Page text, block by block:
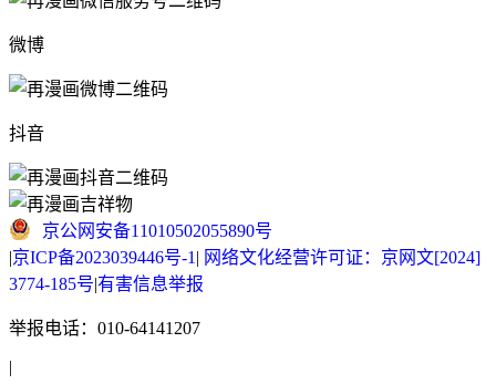
微博
抖音
京公网安备11010502055890号
|京ICP备2023039446号-1 | 网络文化经营许可证：京网文[2024]
3774-185号|有害信息举报
举报电话：010-64141207
|